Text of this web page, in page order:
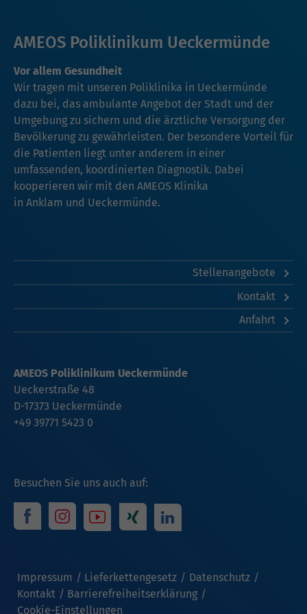
AMEOS Poliklinikum Ueckermünde
Vor allem Gesundheit
Wir tragen mit unseren Poliklinika in Ueckermünde
dazu bei, das ambulante Angebot der Stadt und der
Umgebung zu sichern und die ärztliche Versorgung der
Bevölkerung zu gewährleisten. Der besondere Vorteil für
die Patienten liegt unter anderem in einer
umfassenden, koordinierten Diagnostik. Dabei
kooperieren wir mit den AMEOS Klinika
in Anklam und Ueckermünde.
Stellenangebote
Kontakt
Anfahrt
Besuchen Sie uns auch auf:
Impressum Lieferkettengesetz
Datenschutz
Kontakt
Barrierefreiheitserklärung
Cookie-Einstellungen
AMEOS Poliklinikum Ueckermünde
Ueckerstraße 48
D-17373 Ueckermünde
+49 39771 5423 0